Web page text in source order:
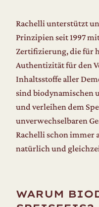
Rachelli unterstützt
Prinzipien seit 1997
Zertifizierung, die für
Authentizität für den
Inhaltsstoffe aller
sind biodynamischen
und verleihen dem
unverwechselbaren
Rachelli schon immer
natürlich und
WARUM